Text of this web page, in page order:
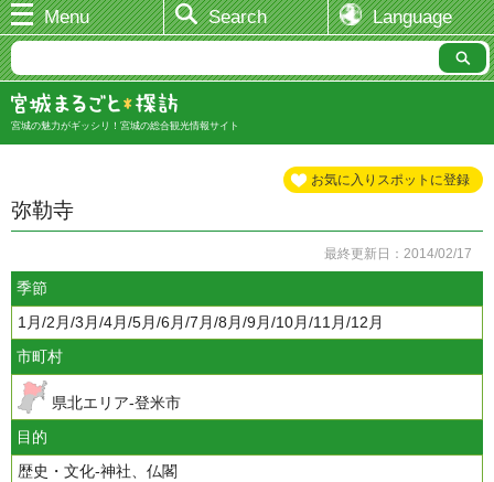
Menu Search Language
宮城の魅力がギッシリ！宮城の総合観光情報サイト
お気に入りスポットに登録
弥勒寺
最終更新日：2014/02/17
季節
1月/2月/3月/4月/5月/6月/7月/8月/9月/10月/11月/12月
市町村
県北エリア-登米市
目的
歴史・文化-神社、仏閣